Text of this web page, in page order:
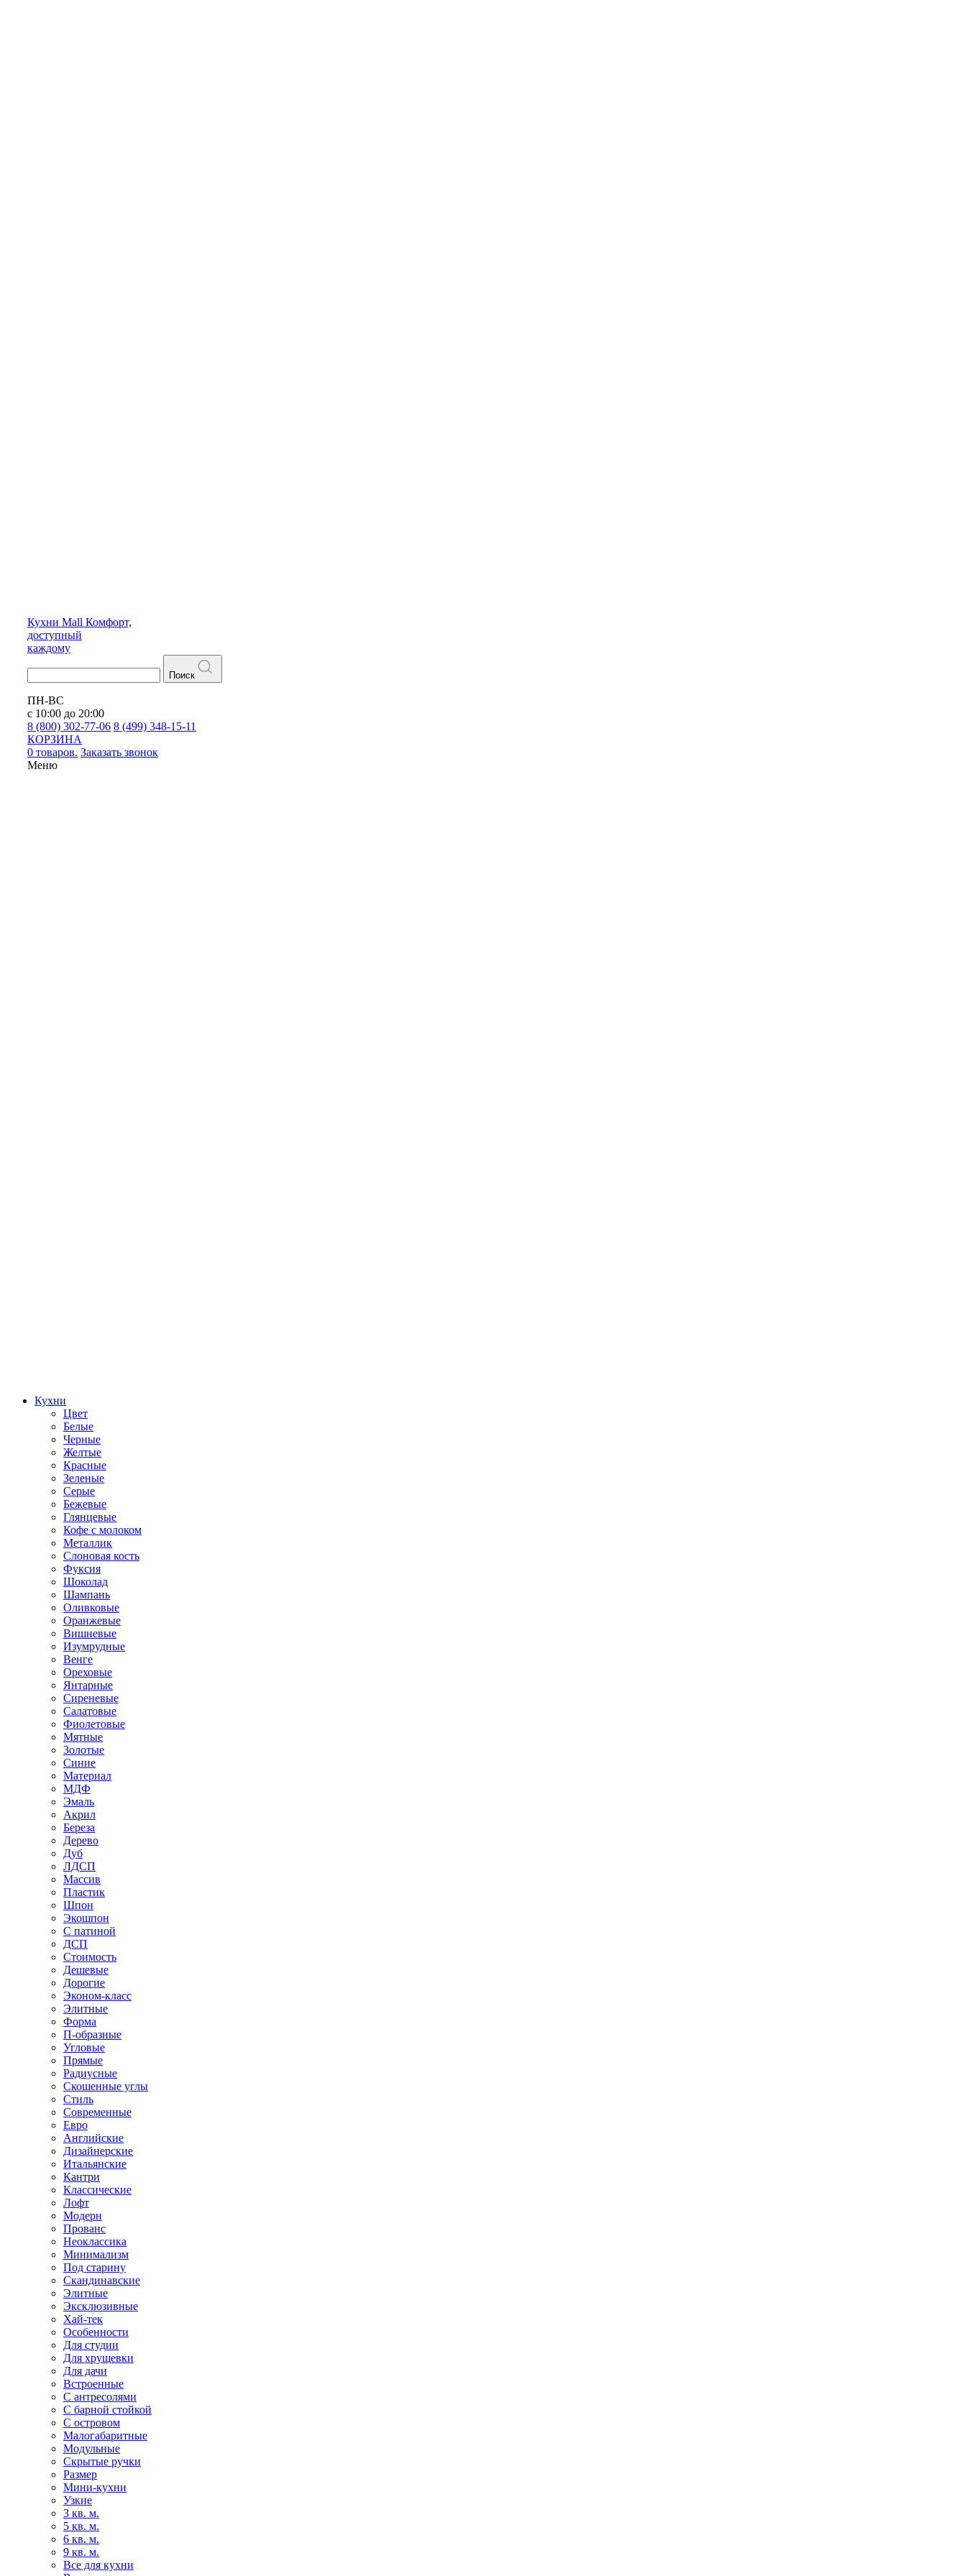
Кухни Mall Комфорт,
доступный
каждому
Поиск
ПН-ВС
с 10:00 до 20:00
8 (800) 302-77-06 8 (499) 348-15-11
КОРЗИНА
0 товаров. Заказать звонок
Меню
Кухни
Цвет
Белые
Черные
Желтые
Красные
Зеленые
Серые
Бежевые
Глянцевые
Кофе с молоком
Металлик
Слоновая кость
Фуксия
Шоколад
Шампань
Оливковые
Оранжевые
Вишневые
Изумрудные
Венге
Ореховые
Янтарные
Сиреневые
Салатовые
Фиолетовые
Мятные
Золотые
Синие
Материал
МДФ
Эмаль
Акрил
Береза
Дерево
Дуб
ЛДСП
Массив
Пластик
Шпон
Экошпон
С патиной
ДСП
Стоимость
Дешевые
Дорогие
Эконом-класс
Элитные
Форма
П-образные
Угловые
Прямые
Радиусные
Скошенные углы
Стиль
Современные
Евро
Английские
Дизайнерские
Итальянские
Кантри
Классические
Лофт
Модерн
Прованс
Неоклассика
Минимализм
Под старину
Скандинавские
Элитные
Эксклюзивные
Хай-тек
Особенности
Для студии
Для хрущевки
Для дачи
Встроенные
С антресолями
С барной стойкой
С островом
Малогабаритные
Модульные
Скрытые ручки
Размер
Мини-кухни
Узкие
3 кв. м.
5 кв. м.
6 кв. м.
9 кв. м.
Все для кухни